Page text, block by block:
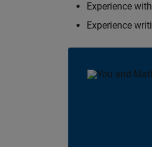
Experience
Experience